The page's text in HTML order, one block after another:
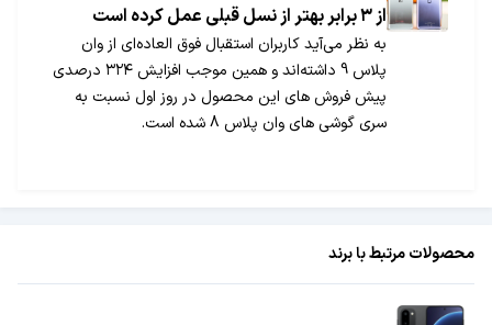
از ۳ برابر بهتر از نسل قبلی عمل کرده است
به نظر می‌آید کاربران استقبال فوق‌ العاده‌ای از وان
پلاس 9 داشته‌اند و همین موجب افزایش ۳۲۴ درصدی
پیش فروش های این محصول در روز اول نسبت به
سری گوشی های وان پلاس 8 شده است.
محصولات مرتبط با برند